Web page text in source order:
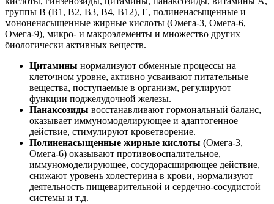
группы В (В1, В2, В3, В4, В12), Е, полиненасыщенные и
мононенасыщенные жирные кислоты (Омега-3, Омега-6,
Омега-9), микро- и макроэлементы и множество других
биологически активных веществ.
Цитамины нормализуют обменные процессы на
клеточном уровне, активно усваивают питательные
вещества, поступаемые в организм, регулируют
функции поджелудочной железы.
Панаксозиды восстанавливают гормональный баланс,
оказывает иммуномоделирующее и адаптогенное
действие, стимулируют кроветворение.
Полиненасыщенные жирные кислоты (Омега-3,
Омега-6) оказывают противовоспалительное,
иммуномоделирующее, сосудорасширяющее действие,
снижают уровень холестерина в крови, нормализуют
деятельность пищеварительной и сердечно-сосудистой
системы и т.д.